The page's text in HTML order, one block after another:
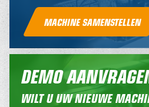
MACHINE SAMENSTELLEN
DEMO
WILT U UW NIEUWE